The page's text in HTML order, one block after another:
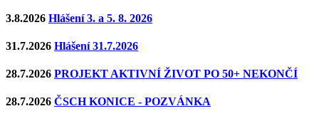
3.8.2026 Hlášení 3. a 5. 8. 2026
31.7.2026 Hlášení 31.7.2026
28.7.2026 PROJEKT AKTIVNÍ ŽIVOT PO 50+ NEKONČÍ
28.7.2026 ČSCH KONICE - POZVÁNKA